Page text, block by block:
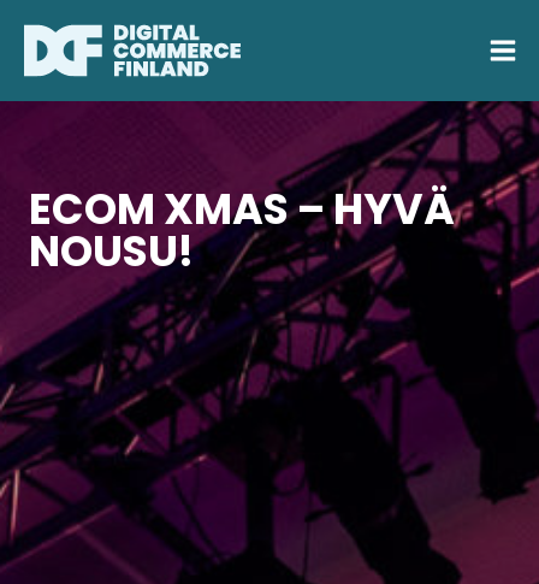
sisältöön
ECOM XMAS –HYVÄ
NOUSU!